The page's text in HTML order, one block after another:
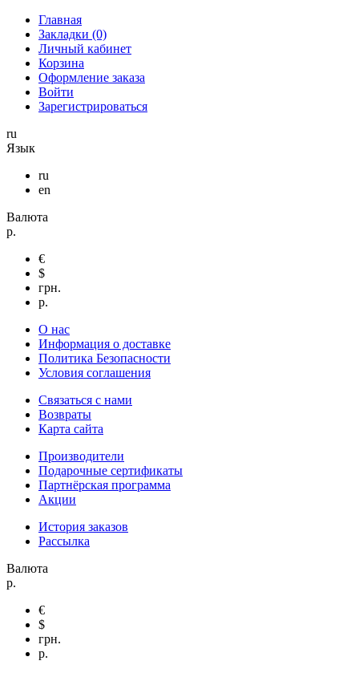
Главная
Закладки (0)
Личный кабинет
Корзина
Оформление заказа
Войти
Зарегистрироваться
ru
Язык
ru
en
Валюта
р.
€
$
грн.
р.
О нас
Информация о доставке
Политика Безопасности
Условия соглашения
Связаться с нами
Возвраты
Карта сайта
Производители
Подарочные сертификаты
Партнёрская программа
Акции
История заказов
Рассылка
Валюта
р.
€
$
грн.
р.